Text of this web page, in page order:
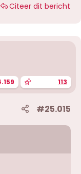
Citeer dit bericht
113
#25.015